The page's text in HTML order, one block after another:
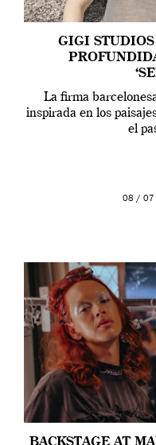
GIGI STUDIOS
La firma
inspirada en los
el
08 /
BACKSTAGE AT